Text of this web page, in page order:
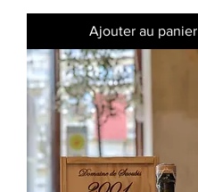
Ajouter au panier